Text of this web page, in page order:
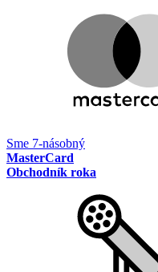
Sme 7-násobný
MasterCard
Obchodník roka